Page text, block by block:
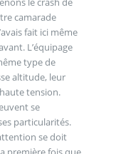
camarade
fait ici même
L’équipage
type de
altitude, leur
tension.
se
particularités.
se doit